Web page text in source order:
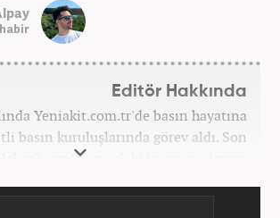
Editör Hakkında
Yeniakit.com.tr'de basın hayatına
basın kuruluşlarında görev aldı. Son
mesleki hayatına devam